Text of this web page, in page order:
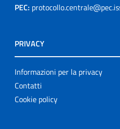
PEC:
PRIVACY
Informazioni per la privacy
Contatti
Cookie policy